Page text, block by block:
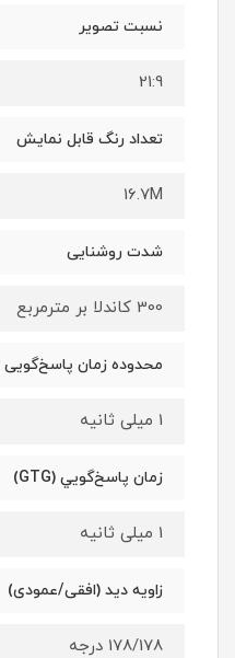
نسبت تصویر
21:9
تعداد رنگ قابل نمایش
16.7M
شدت روشنایی
300 کاندلا بر مترمربع
محدوده زمان پاسخ‌گویی
1 میلی ثانیه
زمان پاسخ‌گويي (GTG)
1 میلی ثانیه
زاویه دید (افقی/عمودی)
178/178 درجه